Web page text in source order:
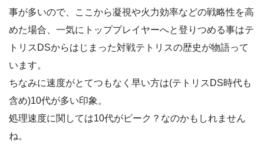
事が多いので、ここから凝視や火力効率などの戦略性を高
めた場合、一気にトッププレイヤーへと登りつめる事はテ
トリスDSからはじまった対戦テトリスの歴史が物語って
います。
ちなみに速度がとてつもなく早い方は(テトリスDS時代も
含め)10代が多い印象。
処理速度に関しては10代がピーク？なのかもしれません
ね。